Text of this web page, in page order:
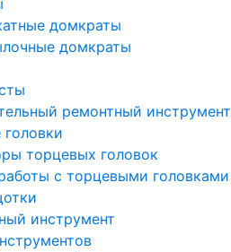
домкраты
домкраты
ремонтный инструмент
торцевых головок
с торцевыми головками
инструмент